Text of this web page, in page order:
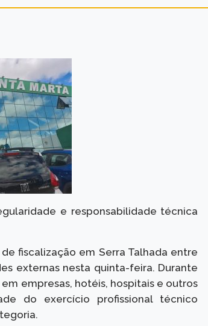
e responsabilidade técnica
fiscalização em Serra Talhada entre
externas nesta quinta-feira. Durante
empresas, hotéis, hospitais e outros
do exercício profissional técnico